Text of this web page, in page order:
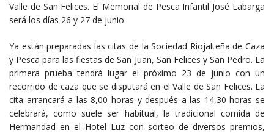
Valle de San Felices. El Memorial de Pesca Infantil José Labarga
será los días 26 y 27 de junio
Ya están preparadas las citas de la Sociedad Riojalteña de Caza
y Pesca para las fiestas de San Juan, San Felices y San Pedro. La
primera prueba tendrá lugar el próximo 23 de junio con un
recorrido de caza que se disputará en el Valle de San Felices. La
cita arrancará a las 8,00 horas y después a las 14,30 horas se
celebrará, como suele ser habitual, la tradicional comida de
Hermandad en el Hotel Luz con sorteo de diversos premios,